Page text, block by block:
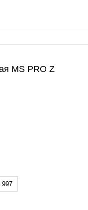
MS PRO Z
997